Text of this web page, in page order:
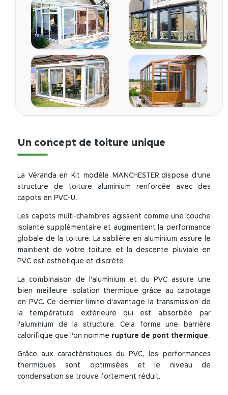
Un concept de toiture unique
La Véranda en Kit modèle MANCHESTER dispose d'une
structure de toiture aluminium renforcée avec des
capots en PVC-U.
Les capots multi-chambres agissent comme une couche
isolante supplémentaire et augmentent la performance
globale de la toiture. La sablière en aluminium assure le
maintient de votre toiture et la descente pluviale en
PVC est esthétique et discrète
La combinaison de l'aluminium et du PVC assure une
bien meilleure isolation thermique grâce au capotage
en PVC. Ce dernier limite d'avantage la transmission de
la température extérieure qui est absorbée par
l'aluminium de la structure. Cela forme une barrière
calorifique que l'on nomme rupture de pont thermique.
Grâce aux caractéristiques du PVC, les performances
thermiques sont optimisées et le niveau de
condensation se trouve fortement réduit.